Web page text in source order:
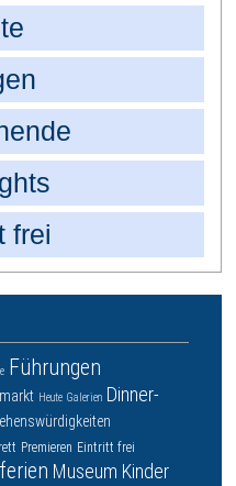
frei
Führungen
Heute Galerien Dinner-
Premieren Eintritt frei
Museum Kinder